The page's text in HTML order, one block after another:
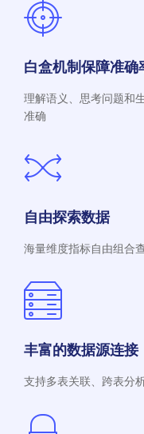
白盒机制保障准确
理解语义、思考问题和
准确
自由探索数据
海量维度指标自由组合
丰富的数据源连接
支持多表关联、跨表分